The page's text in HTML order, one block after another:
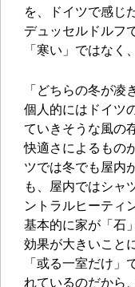
を、ドイツで感じ
デュッセルドルフ
「寒い」ではなく
「どちらの冬が凌
個人的にはドイツ
ていきそうな風の
快適さによるもの
ツでは冬でも屋内
も、屋内ではシャ
ントラルヒーティ
基本的に家が「石
効果が大きいこと
「或る一室だけ」
れているのだから